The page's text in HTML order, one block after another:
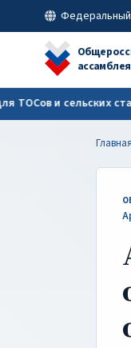
Артем Зубков:
и сельских старост!
Главная